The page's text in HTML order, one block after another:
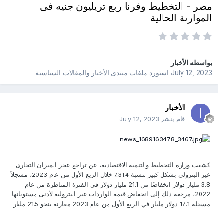
مصر - التخطيط وفرنا ربع تريليون جنيه فى
الموازنة الحالية
بواسطهالأخبار
July 12, 2023استورد ملفات منتدى الأخبار والمقالات السياسية
الأخبار
قام بنشر July 12, 2023
كشفت وزارة التخطيط والتنمية الاقتصادية، عن تراجع عجز الميزان التجارى
غير البترولى بشكل كبير بنسبة 31.4٪ خلال الربع الأول من عام 2023، مسجلاً
3.8 مليار دولار انخفاضًا من 21.1 مليار دولار في الفترة المناظرة من عام
2022، مرجعة ذلك إلى انخفاض قيمة الواردات غير البترولية لأدنى مستوياتها
مسجلة 17.1 دولار مليار في الربع الأول من عام 2023 مقارنة بنحو 21.5 مليار